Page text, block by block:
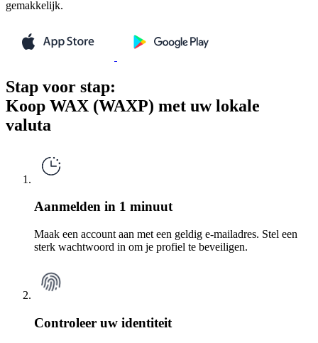
gemakkelijk.
Stap voor stap:
Koop WAX (WAXP) met uw lokale
valuta
Aanmelden in 1 minuut
Maak een account aan met een geldig e-mailadres. Stel een
sterk wachtwoord in om je profiel te beveiligen.
Controleer uw identiteit